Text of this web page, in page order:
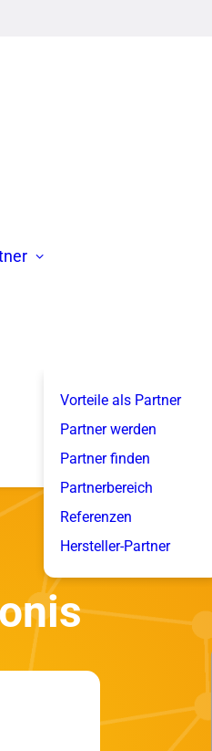
Vorteile als Partner
Partner werden
Partner finden
Partnerbereich
Referenzen
Hersteller-Partner